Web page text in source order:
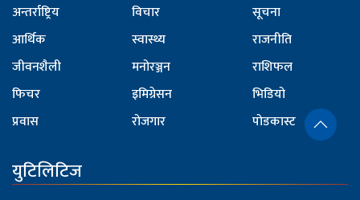
अन्तर्राष्ट्रिय
आर्थिक
जीवनशैली
फिचर
प्रवास
विचार
स्वास्थ्य
मनोरञ्जन
इमिग्रेसन
रोजगार
सूचना
राजनीति
राशिफल
भिडियो
पोडकास्ट
युटिलिटिज